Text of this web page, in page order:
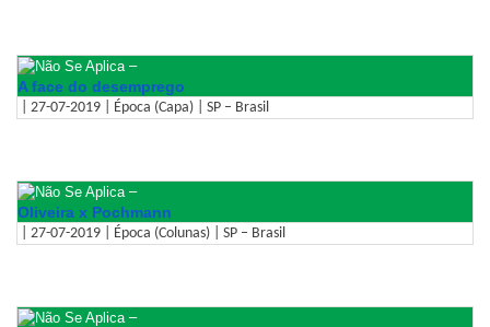
–
A face do desemprego
| 27-07-2019 | Época (Capa) | SP – Brasil
–
Oliveira x Pochmann
| 27-07-2019 | Época (Colunas) | SP – Brasil
–